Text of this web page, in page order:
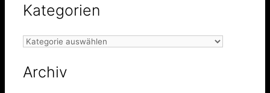
Kategorien
Kategorien
Archiv